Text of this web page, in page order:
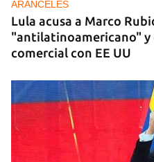
ARANCELES
Lula acusa a Marco
"antilatinoamericano"
comercial con EE UU